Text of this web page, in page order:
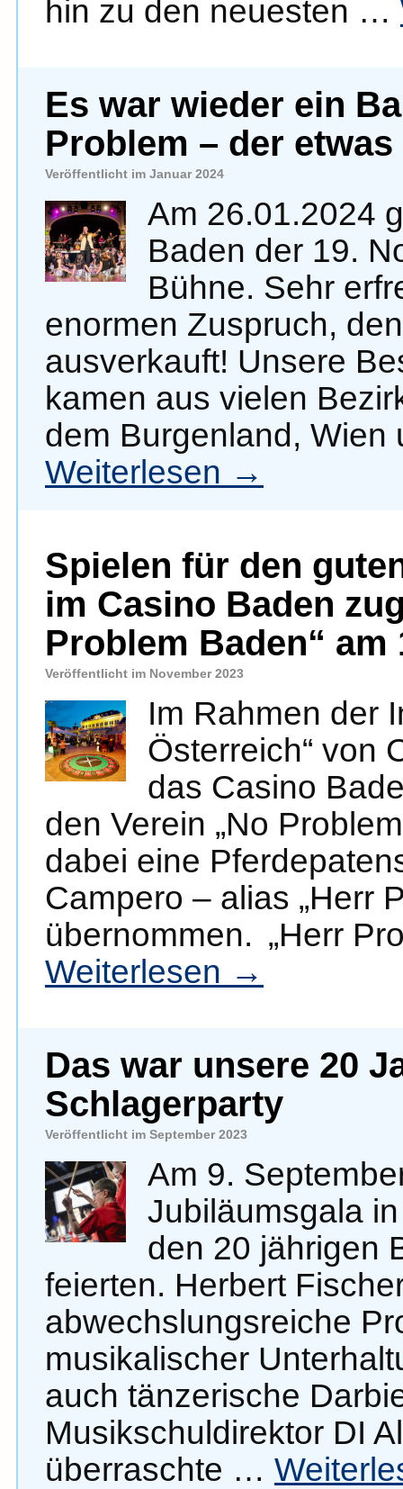
hin zu den neuesten …
Es war wieder ein
Problem – der
Veröffentlicht im Januar 2024
Am 26.01.2024
Baden der 19.
Bühne. Sehr
enormen Zuspruch,
ausverkauft! Unsere
kamen aus vielen
dem Burgenland,
Weiterlesen →
Spielen für den
im Casino Baden
Problem Baden“ am
Veröffentlicht im November 2023
Im Rahmen der
Österreich“ von
das Casino
den Verein „No
dabei eine
Campero – alias „Herr
übernommen. „Herr
Weiterlesen →
Das war unsere 20
Schlagerparty
Veröffentlicht im September 2023
Am 9.
Jubiläumsgala
den 20 jährigen
feierten. Herbert
abwechslungsreiche
musikalischer
auch tänzerische
Musikschuldirektor DI
überraschte …